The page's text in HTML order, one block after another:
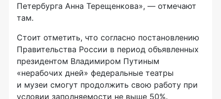
Петербурга Анна Терещенкова», — отмечают
там.
Стоит отметить, что согласно постановлению
Правительства России в период объявленных
президентом Владимиром Путиным
«нерабочих дней» федеральные театры
и музеи смогут продолжить свою работу при
условии заполняемости не выше 50%.